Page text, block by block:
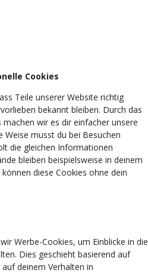
Cookies
Teile unserer Website richtig
bekannt bleiben. Durch das
wir es dir einfacher unsere
Weise musst du bei Besuchen
die gleichen Informationen
bleiben beispielsweise in deinem
diese Cookies ohne dein
Werbe-Cookies, um Einblicke in die
Dies geschieht basierend auf
deinem Verhalten in